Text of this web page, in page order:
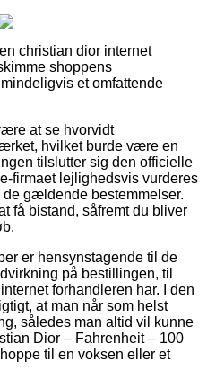
christian dior internet
shoppens
et omfattende
at se hvorvidt
hvilket burde være en
tilslutter sig den officielle
firmaet lejlighedsvis vurderes
gældende bestemmelser.
få bistand, såfremt du bliver
er hensynstagende til de
på bestillingen, til
forhandleren har. I den
at man når som helst
således man altid vil kunne
Dior – Fahrenheit – 100
til en voksen eller et